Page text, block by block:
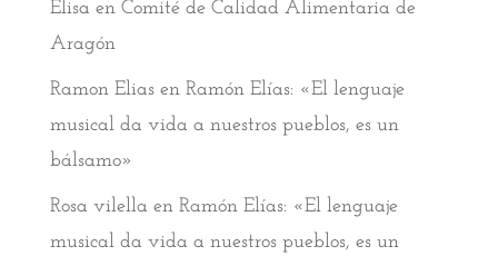
Elisa en Comité de Calidad Alimentaria de
Aragón
Ramon Eliasen Ramón Elías: «El lenguaje
musical da vida a nuestros pueblos, es un
bálsamo»
Rosa vilella en Ramón Elías: «El lenguaje
musical da vida a nuestros pueblos, es un